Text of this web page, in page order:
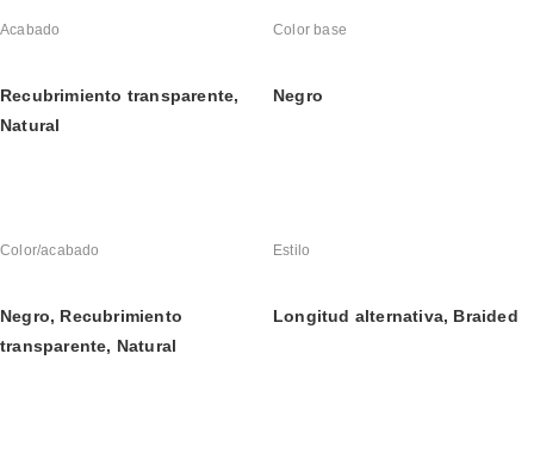
Acabado
Recubrimiento transparente,
Natural
Color base
Negro
Color/acabado
Negro, Recubrimiento
transparente, Natural
Estilo
Longitud alternativa, Braided